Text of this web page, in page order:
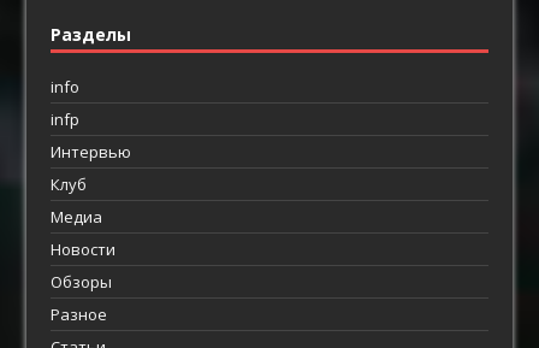
Разделы
info
infp
Интервью
Клуб
Медиа
Новости
Обзоры
Разное